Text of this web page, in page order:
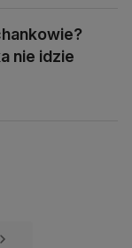
nie idzie